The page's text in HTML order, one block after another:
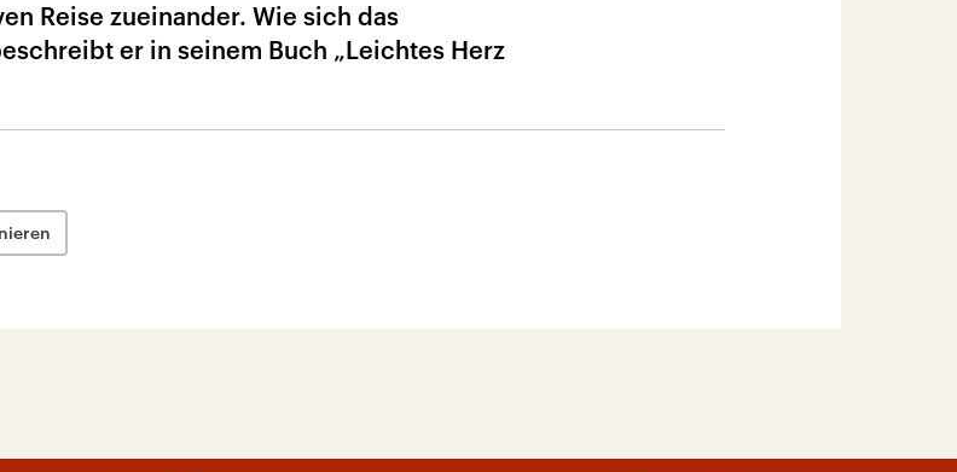
Reise zueinander. Wie sich das
er in seinem Buch „Leichtes Herz